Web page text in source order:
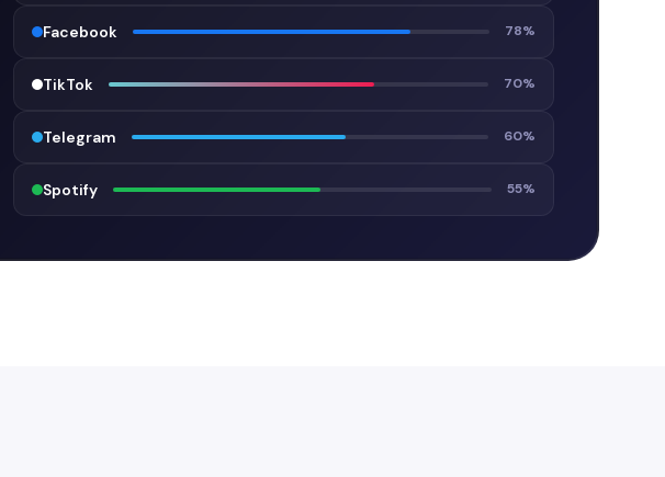
Facebook 78%
TikTok 70%
Telegram 60%
Spotify 55%